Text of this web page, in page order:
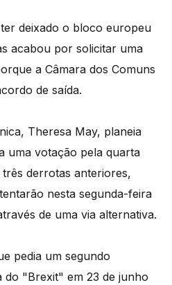
deixado o bloco europeu
acabou por solicitar uma
a Câmara dos Comuns
de saída.
Theresa May, planeia
uma votação pela quarta
derrotas anteriores,
nesta segunda-feira
de uma via alternativa.
pedia um segundo
do "Brexit" em 23 de junho